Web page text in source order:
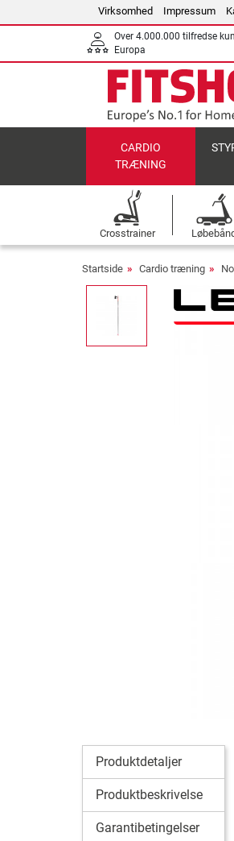
Virksomhed Impressum
Over 4.000.000 tilfredse
Europa
CARDIO
TRÆNING
Crosstrainer
Startside Cardio træning
Produktdetaljer
Produktbeskrivelse
Garantibetingelser